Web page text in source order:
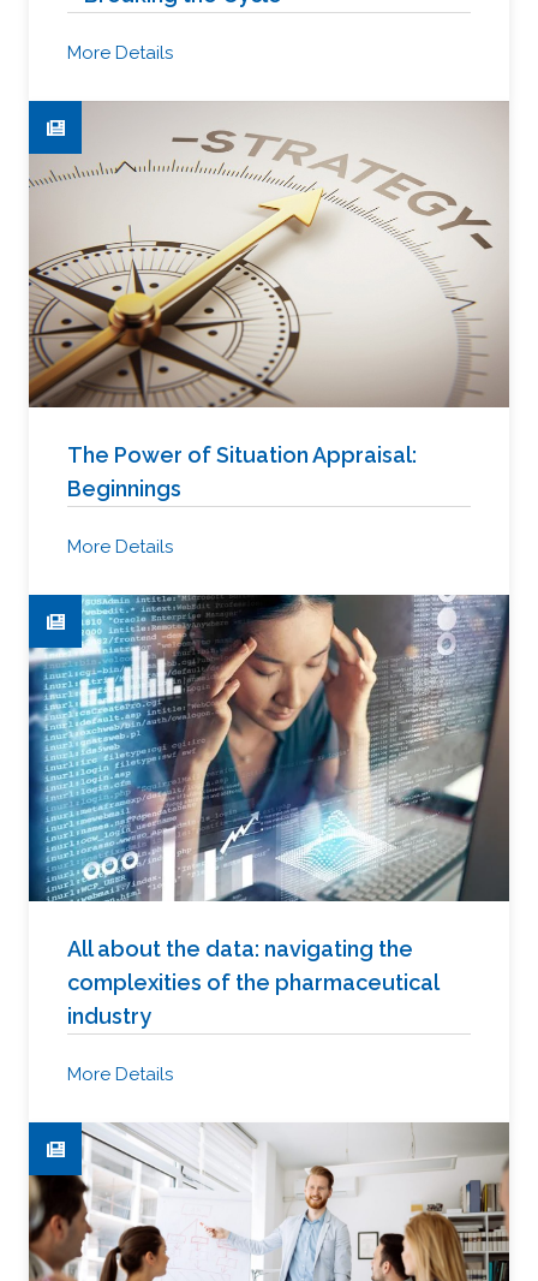
More Details
The Power of Situation Appraisal:
Beginnings
More Details
All about the data: navigating the
complexities of the pharmaceutical
industry
More Details